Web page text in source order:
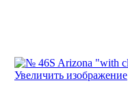
Увеличить изображение